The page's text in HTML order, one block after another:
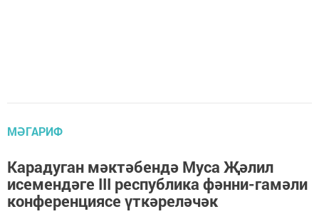
МӘГАРИФ
Карадуган мәктәбендә Муса Җәлил
исемендәге III республика фәнни-гамәли
конференциясе үткәреләчәк